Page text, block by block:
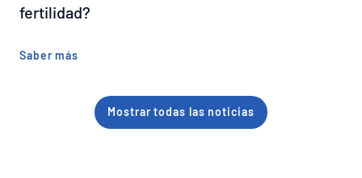
Mostrar todas las noticias
fertilidad?
Saber más